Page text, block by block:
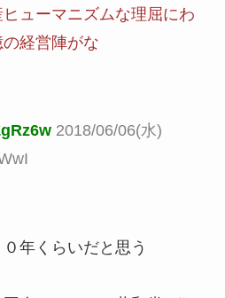
ューマニズムな理屈にわ
経営陣がな
2018/06/06(水)
年くらいだと思う